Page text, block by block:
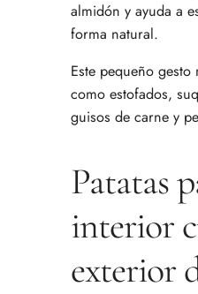
almidón y ayuda a
forma natural.
Este pequeño
como estofados,
guisos de carne y
Patatas
interior
exterior